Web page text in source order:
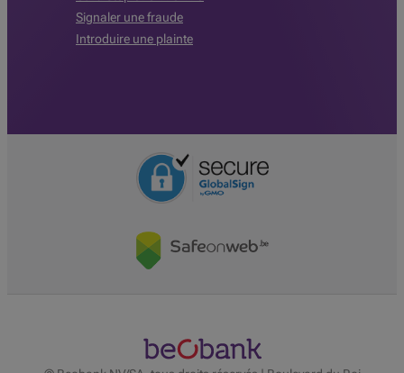
Signaler une fraude
Introduire une plainte